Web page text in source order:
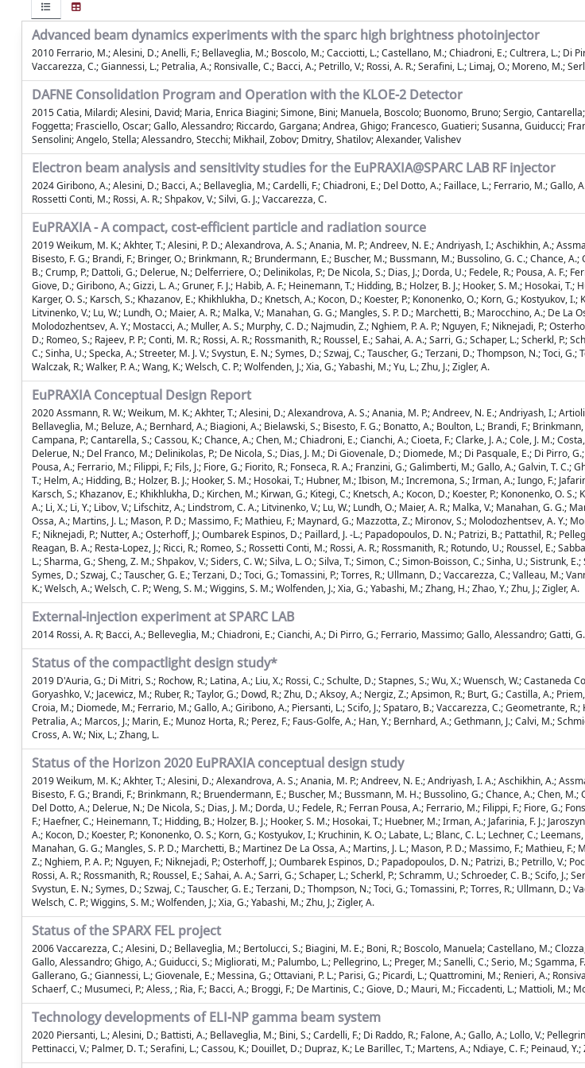
Advanced beam dynamics experiments with the sparc high brightness photoinjector
2010 Ferrario, M.; Alesini, D.; Anelli, F.; Bellaveglia, M.; Boscolo, M.; Cacciotti, L.; Castellano, M.; Chiadroni, E.; Cultrera, L.; Di
Vaccarezza, C.; Giannessi, L.; Petralia, A.; Ronsivalle, C.; Bacci, A.; Petrillo, V.; Rossi, A. R.; Serafini, L.; Limaj, O.; Moreno, M.;
DAFNE Consolidation Program and Operation with the KLOE-2 Detector
2015 Catia, Milardi; Alesini, David; Maria, Enrica Biagini; Simone, Bini; Manuela, Boscolo; Buonomo, Bruno; Sergio,
Foggetta; Frasciello, Oscar; Gallo, Alessandro; Riccardo, Gargana; Andrea, Ghigo; Francesco, Guatieri; Susanna, Guiducci;
Sensolini; Angelo, Stella; Alessandro, Stecchi; Mikhail, Zobov; Dmitry, Shatilov; Alexander, Valishev
Electron beam analysis and sensitivity studies for the EuPRAXIA@SPARC LAB RF injector
2024 Giribono, A.; Alesini, D.; Bacci, A.; Bellaveglia, M.; Cardelli, F.; Chiadroni, E.; Del Dotto, A.; Faillace, L.; Ferrario, M.;
Rossetti Conti, M.; Rossi, A. R.; Shpakov, V.; Silvi, G. J.; Vaccarezza, C.
EuPRAXIA - A compact, cost-efficient particle and radiation source
2019 Weikum, M. K.; Akhter, T.; Alesini, P. D.; Alexandrova, A. S.; Anania, M. P.; Andreev, N. E.; Andriyash, I.; Aschikhin, A.;
Bisesto, F. G.; Brandi, F.; Bringer, O.; Brinkmann, R.; Brundermann, E.; Buscher, M.; Bussmann, M.; Bussolino, G. C.; Chance,
B.; Crump, P.; Dattoli, G.; Delerue, N.; Delferriere, O.; Delinikolas, P.; De Nicola, S.; Dias, J.; Dorda, U.; Fedele, R.; Pousa, A. F.;
Giove, D.; Giribono, A.; Gizzi, L. A.; Gruner, F. J.; Habib, A. F.; Heinemann, T.; Hidding, B.; Holzer, B. J.; Hooker, S. M.; Hosokai,
Karger, O. S.; Karsch, S.; Khazanov, E.; Khikhlukha, D.; Knetsch, A.; Kocon, D.; Koester, P.; Kononenko, O.; Korn, G.; Kostyukov,
Litvinenko, V.; Lu, W.; Lundh, O.; Maier, A. R.; Malka, V.; Manahan, G. G.; Mangles, S. P. D.; Marchetti, B.; Marocchino, A.; De
Molodozhentsev, A. Y.; Mostacci, A.; Muller, A. S.; Murphy, C. D.; Najmudin, Z.; Nghiem, P. A. P.; Nguyen, F.; Niknejadi, P.;
D.; Romeo, S.; Rajeev, P. P.; Conti, M. R.; Rossi, A. R.; Rossmanith, R.; Roussel, E.; Sahai, A. A.; Sarri, G.; Schaper, L.; Scherkl,
C.; Sinha, U.; Specka, A.; Streeter, M. J. V.; Svystun, E. N.; Symes, D.; Szwaj, C.; Tauscher, G.; Terzani, D.; Thompson, N.; Toci,
Walczak, R.; Walker, P. A.; Wang, K.; Welsch, C. P.; Wolfenden, J.; Xia, G.; Yabashi, M.; Yu, L.; Zhu, J.; Zigler, A.
EuPRAXIA Conceptual Design Report
2020 Assmann, R. W.; Weikum, M. K.; Akhter, T.; Alesini, D.; Alexandrova, A. S.; Anania, M. P.; Andreev, N. E.; Andriyash, I.;
Bellaveglia, M.; Beluze, A.; Bernhard, A.; Biagioni, A.; Bielawski, S.; Bisesto, F. G.; Bonatto, A.; Boulton, L.; Brandi, F.;
Campana, P.; Cantarella, S.; Cassou, K.; Chance, A.; Chen, M.; Chiadroni, E.; Cianchi, A.; Cioeta, F.; Clarke, J. A.; Cole, J. M.;
Delerue, N.; Del Franco, M.; Delinikolas, P.; De Nicola, S.; Dias, J. M.; Di Giovenale, D.; Diomede, M.; Di Pasquale, E.; Di Pirro,
Pousa, A.; Ferrario, M.; Filippi, F.; Fils, J.; Fiore, G.; Fiorito, R.; Fonseca, R. A.; Franzini, G.; Galimberti, M.; Gallo, A.; Galvin, T.
T.; Helm, A.; Hidding, B.; Holzer, B. J.; Hooker, S. M.; Hosokai, T.; Hubner, M.; Ibison, M.; Incremona, S.; Irman, A.; Iungo, F.;
Karsch, S.; Khazanov, E.; Khikhlukha, D.; Kirchen, M.; Kirwan, G.; Kitegi, C.; Knetsch, A.; Kocon, D.; Koester, P.; Kononenko, O.
A.; Li, X.; Li, Y.; Libov, V.; Lifschitz, A.; Lindstrom, C. A.; Litvinenko, V.; Lu, W.; Lundh, O.; Maier, A. R.; Malka, V.; Manahan, G.
Ossa, A.; Martins, J. L.; Mason, P. D.; Massimo, F.; Mathieu, F.; Maynard, G.; Mazzotta, Z.; Mironov, S.; Molodozhentsev, A. Y.;
F.; Niknejadi, P.; Nutter, A.; Osterhoff, J.; Oumbarek Espinos, D.; Paillard, J. -L.; Papadopoulos, D. N.; Patrizi, B.; Pattathil, R.;
Reagan, B. A.; Resta-Lopez, J.; Ricci, R.; Romeo, S.; Rossetti Conti, M.; Rossi, A. R.; Rossmanith, R.; Rotundo, U.; Roussel, E.;
L.; Sharma, G.; Sheng, Z. M.; Shpakov, V.; Siders, C. W.; Silva, L. O.; Silva, T.; Simon, C.; Simon-Boisson, C.; Sinha, U.; Sistrunk,
Symes, D.; Szwaj, C.; Tauscher, G. E.; Terzani, D.; Toci, G.; Tomassini, P.; Torres, R.; Ullmann, D.; Vaccarezza, C.; Valleau, M.;
K.; Welsch, A.; Welsch, C. P.; Weng, S. M.; Wiggins, S. M.; Wolfenden, J.; Xia, G.; Yabashi, M.; Zhang, H.; Zhao, Y.; Zhu, J.; Zigler, A.
External-injection experiment at SPARC LAB
2014 Rossi, A. R; Bacci, A.; Belleveglia, M.; Chiadroni, E.; Cianchi, A.; Di Pirro, G.; Ferrario, Massimo; Gallo, Alessandro; Gatti,
Status of the compactlight design study*
2019 D'Auria, G.; Di Mitri, S.; Rochow, R.; Latina, A.; Liu, X.; Rossi, C.; Schulte, D.; Stapnes, S.; Wu, X.; Wuensch, W.; Castaneda
Goryashko, V.; Jacewicz, M.; Ruber, R.; Taylor, G.; Dowd, R.; Zhu, D.; Aksoy, A.; Nergiz, Z.; Apsimon, R.; Burt, G.; Castilla, A.;
Croia, M.; Diomede, M.; Ferrario, M.; Gallo, A.; Giribono, A.; Piersanti, L.; Scifo, J.; Spataro, B.; Vaccarezza, C.; Geometrante,
Petralia, A.; Marcos, J.; Marin, E.; Munoz Horta, R.; Perez, F.; Faus-Golfe, A.; Han, Y.; Bernhard, A.; Gethmann, J.; Calvi, M.;
Cross, A. W.; Nix, L.; Zhang, L.
Status of the Horizon 2020 EuPRAXIA conceptual design study
2019 Weikum, M. K.; Akhter, T.; Alesini, D.; Alexandrova, A. S.; Anania, M. P.; Andreev, N. E.; Andriyash, I. A.; Aschikhin, A.;
Bisesto, F. G.; Brandi, F.; Brinkmann, R.; Bruendermann, E.; Buscher, M.; Bussmann, M. H.; Bussolino, G.; Chance, A.; Chen,
Del Dotto, A.; Delerue, N.; De Nicola, S.; Dias, J. M.; Dorda, U.; Fedele, R.; Ferran Pousa, A.; Ferrario, M.; Filippi, F.; Fiore, G.;
F.; Haefner, C.; Heinemann, T.; Hidding, B.; Holzer, B. J.; Hooker, S. M.; Hosokai, T.; Huebner, M.; Irman, A.; Jafarinia, F. J.;
A.; Kocon, D.; Koester, P.; Kononenko, O. S.; Korn, G.; Kostyukov, I.; Kruchinin, K. O.; Labate, L.; Blanc, C. L.; Lechner, C.;
Manahan, G. G.; Mangles, S. P. D.; Marchetti, B.; Martinez De La Ossa, A.; Martins, J. L.; Mason, P. D.; Massimo, F.; Mathieu,
Z.; Nghiem, P. A. P.; Nguyen, F.; Niknejadi, P.; Osterhoff, J.; Oumbarek Espinos, D.; Papadopoulos, D. N.; Patrizi, B.; Petrillo, V.;
Rossi, A. R.; Rossmanith, R.; Roussel, E.; Sahai, A. A.; Sarri, G.; Schaper, L.; Scherkl, P.; Schramm, U.; Schroeder, C. B.; Scifo, J.;
Svystun, E. N.; Symes, D.; Szwaj, C.; Tauscher, G. E.; Terzani, D.; Thompson, N.; Toci, G.; Tomassini, P.; Torres, R.; Ullmann, D.;
Welsch, C. P.; Wiggins, S. M.; Wolfenden, J.; Xia, G.; Yabashi, M.; Zhu, J.; Zigler, A.
Status of the SPARX FEL project
2006 Vaccarezza, C.; Alesini, D.; Bellaveglia, M.; Bertolucci, S.; Biagini, M. E.; Boni, R.; Boscolo, Manuela; Castellano, M.;
Gallo, Alessandro; Ghigo, A.; Guiducci, S.; Migliorati, M.; Palumbo, L.; Pellegrino, L.; Preger, M.; Sanelli, C.; Serio, M.; Sgamma,
Gallerano, G.; Giannessi, L.; Giovenale, E.; Messina, G.; Ottaviani, P. L.; Parisi, G.; Picardi, L.; Quattromini, M.; Renieri, A.;
Schaerf, C.; Musumeci, P.; Aless, ; Ria, F.; Bacci, A.; Broggi, F.; De Martinis, C.; Giove, D.; Mauri, M.; Ficcadenti, L.; Mattioli, M.;
Technology developments of ELI-NP gamma beam system
2020 Piersanti, L.; Alesini, D.; Battisti, A.; Bellaveglia, M.; Bini, S.; Cardelli, F.; Di Raddo, R.; Falone, A.; Gallo, A.; Lollo, V.;
Pettinacci, V.; Palmer, D. T.; Serafini, L.; Cassou, K.; Douillet, D.; Dupraz, K.; Le Barillec, T.; Martens, A.; Ndiaye, C. F.; Peinaud,